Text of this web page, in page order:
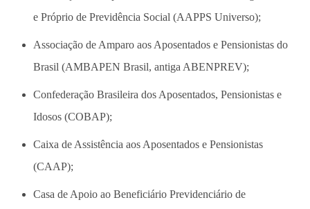
e Próprio de Previdência Social (AAPPS Universo);
Associação de Amparo aos Aposentados e Pensionistas do
Brasil (AMBAPEN Brasil, antiga ABENPREV);
Confederação Brasileira dos Aposentados, Pensionistas e
Idosos (COBAP);
Caixa de Assistência aos Aposentados e Pensionistas
(CAAP);
Casa de Apoio ao Beneficiário Previdenciário de